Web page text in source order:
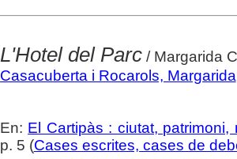
L'Hotel del Parc/ Margarida
Casacuberta i Rocarols, Margarida
En: El Cartipàs : ciutat, patrimoni,
p. 5 (Cases escrites, cases de